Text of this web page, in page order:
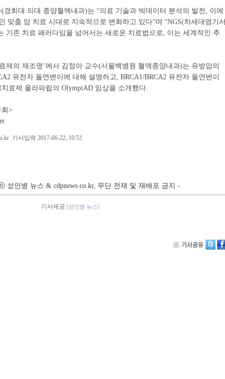
경희대 의대 종양혈액내과)는 “의료 기술과 빅데이터 분석의 발전, 이에
맞춤 암 치료 시대로 지속적으로 변화하고 있다”며 “NGS(차세대염기서
기존 치료 패러다임을 넘어서는 새로운 치료법으로, 이는 세계적인 추
제의 재조명’에서 김정아 교수(서울백병원 혈액종양내과)는 유방암의
유전자 돌연변이에 대해 설명하고, BRCA1/BRCA2 유전자 돌연변이
료제 올라파립의 OlympiAD 임상을 소개했다.
>
기사입력 2017-06-22, 10:52
성인병 뉴스 & cdpnews.co.kr, 무단 전재 및 재배포 금지 -
기사제공 [성인병 뉴스]